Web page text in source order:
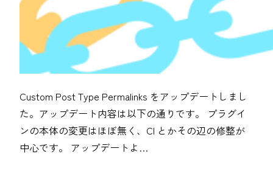
Custom Post Type Permalinks をアップデートしまし
た。アップデート内容は以下の通りです。 プラグイ
ンの本体の変更はほぼ無く、CI とかその辺の修整が
中心です。 アップデートよ…